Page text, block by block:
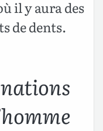
il y aura des
de dents.